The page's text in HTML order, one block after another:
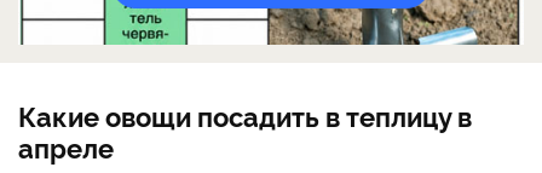
Какие овощи посадить в теплицу в
апреле